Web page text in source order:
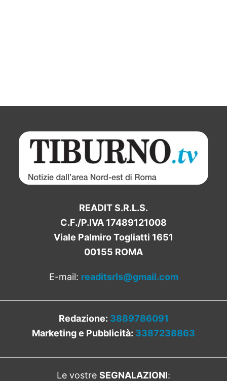
READIT S.R.L.S.
C.F./P.IVA 17489121008
Viale Palmiro Togliatti 1651
00155 ROMA
E-mail: readitsrls@gmail.com
Redazione: 3889786091
Marketing e Pubblicità: 3387238863
Le vostre SEGNALAZIONI: